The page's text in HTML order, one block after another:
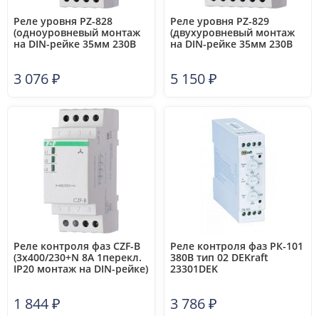
Реле уровня PZ-828
(одноуровневый монтаж
на DIN-рейке 35мм 230В
3 076₽
Реле уровня PZ-829
(двухуровневый монтаж
на DIN-рейке 35мм 230В
5 150₽
Реле контроля фаз CZF-B
(3х400/230+N 8А 1перекл.
IP20 монтаж на DIN-рейке)
1 844₽
Реле контроля фаз РК-101
380В тип 02 DEKraft
23301DEK
3 786₽